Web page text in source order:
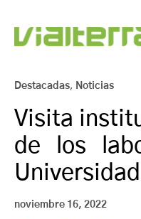
Destacadas, Noticias
Visita
de los
noviembre 16, 2022